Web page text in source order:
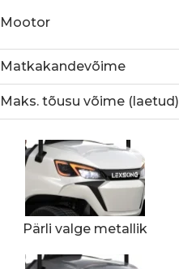
Mootor
Matkakandevõime
Maks. tõusu võime (laetud)
Pärli valge metallik